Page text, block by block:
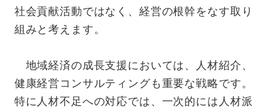
社会貢献活動ではなく、経営の根幹をなす取り
組みと考えます。
地域経済の成長支援においては、人材紹介、
健康経営コンサルティングも重要な戦略です。
特に人材不足への対応では、一次的には人材派